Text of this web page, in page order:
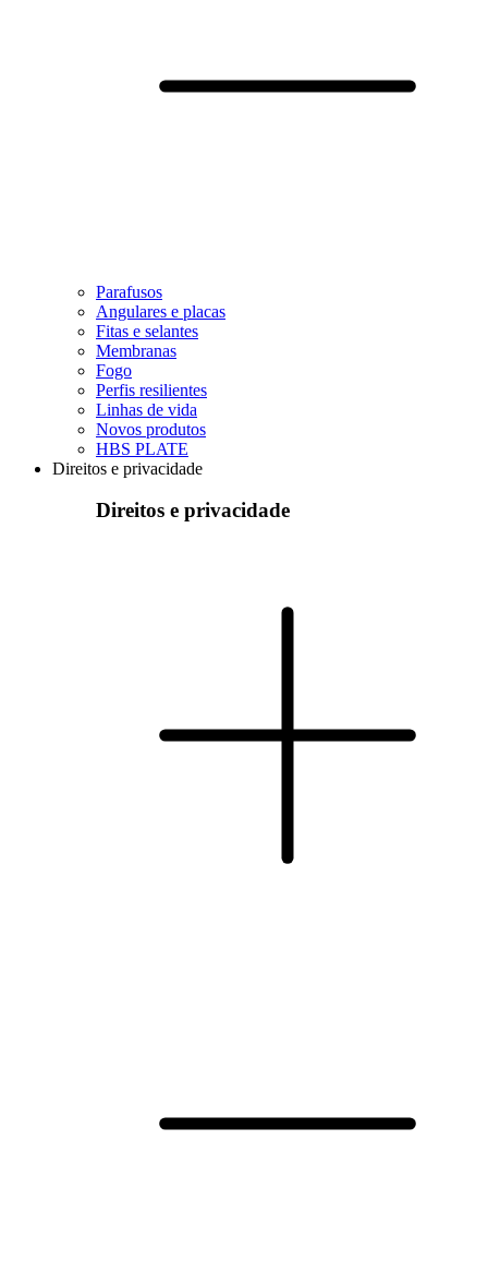
Parafusos
Angulares e placas
Fitas e selantes
Membranas
Fogo
Perfis resilientes
Linhas de vida
Novos produtos
HBS PLATE
Direitos e privacidade
Direitos e privacidade